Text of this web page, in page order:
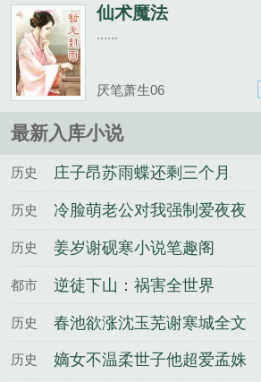
仙术魔法
......
厌笔萧生06
最新入库小说
历史
庄子昂苏雨蝶还剩三个月
命，请让我从容赴死百度云
历史
冷脸萌老公对我强制爱夜夜
失控温窈谢宗浔全文完整版
历史 姜岁谢砚寒小说笔趣阁
都市 逆徒下山：祸害全世界
历史
春池欲涨沈玉芜谢寒城全文
完整版
历史
嫡女不温柔世子他超爱孟姝